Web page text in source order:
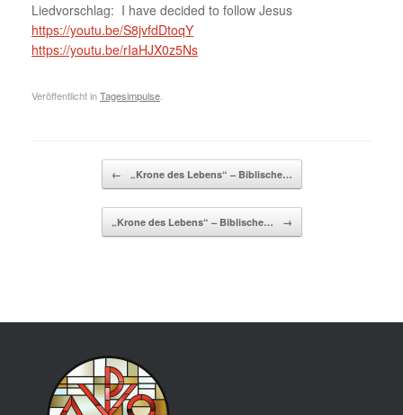
Liedvorschlag: I have decided to follow Jesus
https://youtu.be/S8jvfdDtoqY
https://youtu.be/rIaHJX0z5Ns
Veröffentlicht inTagesimpulse
← „Krone des Lebens“ – Biblische…
„Krone des Lebens“ – Biblische… →